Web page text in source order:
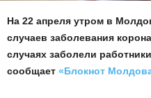
На 22 апреля утром в
случаев заболевания
случаях заболели
сообщает «Блокнот